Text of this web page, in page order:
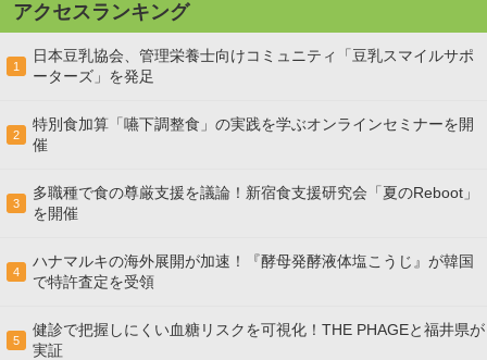
アクセスランキング
1
日本豆乳協会、管理栄養士向けコミュニティ「豆乳スマイルサポ
ーターズ」を発足
2
特別食加算「嚥下調整食」の実践を学ぶオンラインセミナーを開
催
3
多職種で食の尊厳支援を議論！新宿食支援研究会「夏のReboot」
を開催
4
ハナマルキの海外展開が加速！『酵母発酵液体塩こうじ』が韓国
で特許査定を受領
5
健診で把握しにくい血糖リスクを可視化！THE PHAGEと福井県が
実証